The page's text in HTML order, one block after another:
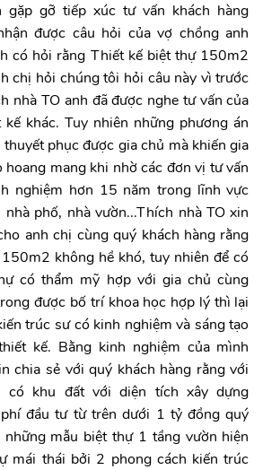
gặp gỡ tiếp xúc tư vấn khách hàng
được câu hỏi của vợ chồng anh
có hỏi rằng Thiết kế biệt thự 150m2
chị hỏi chúng tôi hỏi câu này vì trước
nhà TO anh đã được nghe tư vấn của
khác. Tuy nhiên những phương án
phục được gia chủ mà khiến gia
hoang mang khi nhờ các đơn vị tư vấn
nghiệm hơn 15 năm trong lĩnh vực
phố, nhà vườn...Thích nhà TO xin
anh chị cùng quý khách hàng rằng
không hề khó, tuy nhiên để có
có thẩm mỹ hợp với gia chủ cùng
được bố trí khoa học hợp lý thì lại
trúc sư có kinh nghiệm và sáng tạo
kế. Bằng kinh nghiệm của mình
chia sẻ với quý khách hàng rằng với
có khu đất với diện tích xây dựng
đầu tư từ trên dưới 1 tỷ đồng quý
những mẫu biệt thự 1 tầng vườn hiện
mái thái bởi 2 phong cách kiến trúc